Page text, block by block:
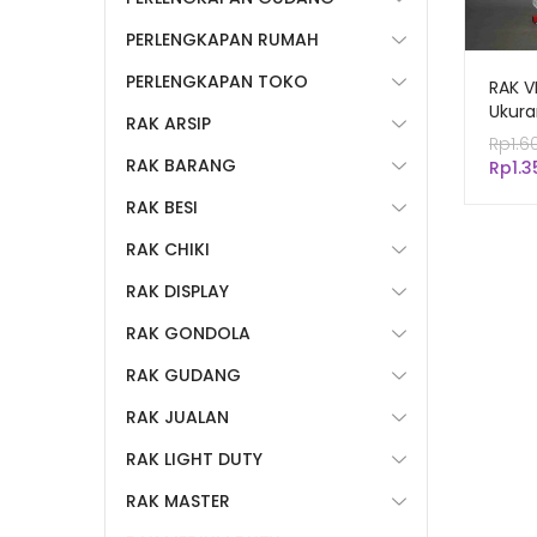
RAK
RAK
RINGAN
Rp
Rp
PERLENGKAPAN RUMAH
PERLENGKAPAN TOKO
RAK ARSIP
RAK BARANG
RAK BESI
RAK CHIKI
RAK DISPLAY
RAK GONDOLA
RAK GUDANG
RAK JUALAN
RAK LIGHT DUTY
RAK MASTER